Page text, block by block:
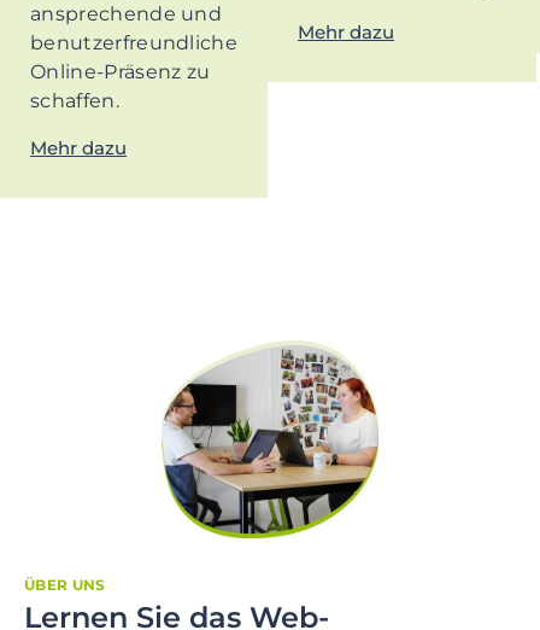
ansprechende und
benutzerfreundliche
Online-Präsenz zu
schaffen.
Mehr dazu
Mehr dazu
ÜBER UNS
Lernen Sie das Web-